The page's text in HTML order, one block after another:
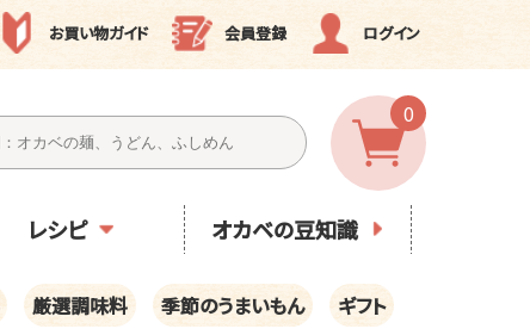
お買い物ガイド 会員登録 ログイン
0
レシピ オカベの豆知識
厳選調味料 季節のうまいもん ギフト